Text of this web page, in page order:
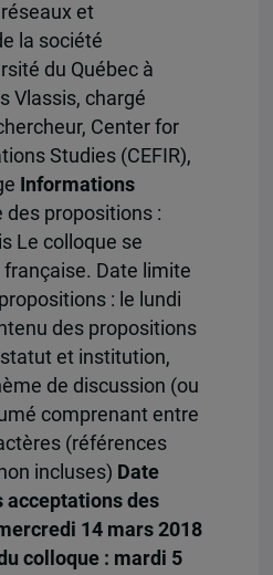
et
la société
du Québec à
Vlassis, chargé
Center for
Studies (CEFIR),
Informations
propositions :
Le colloque se
Date limite
: le lundi
des propositions
et institution,
de discussion (ou
comprenant entre
(références
incluses) Date
acceptations des
14 mars 2018
colloque : mardi 5